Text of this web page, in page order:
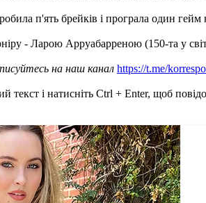
п'ять брейків і програла один гейм
- Ларою Арруабарреною (150-та у
на наш канал https://t.me/
текст і натисніть Ctrl + Enter, щоб